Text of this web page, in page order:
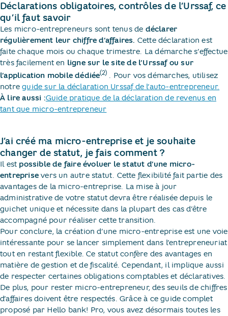
Déclarations obligatoires, contrôles de l’Urssaf, ce
qu’il faut savoir
Les micro-entrepreneurs sont tenus de déclarer
régulièrement leur chiffre d’affaires. Cette déclaration est
faite chaque mois ou chaque trimestre. La démarche s’effectue
très facilement en ligne sur le site de l’Urssaf ou sur
l’application mobile dédiée(2) ​. Pour vos démarches, utilisez
notreguide sur la déclaration Urssaf de l’auto-entrepreneur.
À lire aussi :Guide pratique de la déclaration de revenus en
tant que micro-entrepreneur
J’ai créé ma micro-entreprise et je souhaite
changer de statut, je fais comment ?
Il est possible de faire évoluer le statut d’une micro-
entreprise vers un autre statut. Cette flexibilité fait partie des
avantages de la micro-entreprise. La mise à jour
administrative de votre statut devra être réalisée depuis le
guichet unique et nécessite dans la plupart des cas d’être
accompagné pour réaliser cette transition.
Pour conclure, la création d’une micro-entreprise est une voie
intéressante pour se lancer simplement dans l’entrepreneuriat
tout en restant flexible. Ce statut confère des avantages en
matière de gestion et de fiscalité. Cependant, il implique aussi
de respecter certaines obligations comptables et déclaratives.
De plus, pour rester micro-entrepreneur, des seuils de chiffres
d’affaires doivent être respectés. Grâce à ce guide complet
proposé par Hello bank! Pro, vous avez désormais toutes les